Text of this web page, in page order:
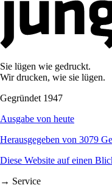
Sie lügen wie gedruckt.
Wir drucken, wie sie lügen.
Gegründet 1947
Ausgabe von heute
Herausgegeben von 3079
Diese Website auf einen
→ Service